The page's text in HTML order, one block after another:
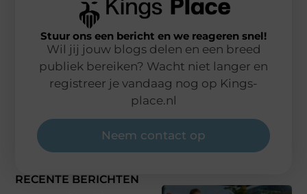
RECENTE BERICHTEN
Stuur ons een bericht en we reageren snel!
Wil jij jouw blogs delen en een breed
publiek bereiken? Wacht niet langer en
registreer je vandaag nog op Kings-
place.nl
Neem contact op